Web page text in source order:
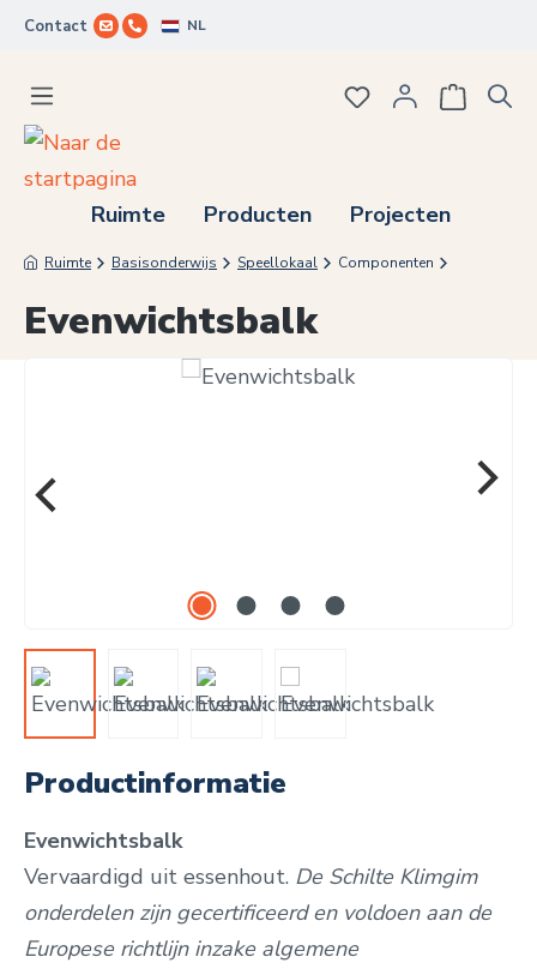
Ga naar de hoofdinhoud
Contact NL
Ruimte Producten Projecten
Je hebt 0 items
Ruimte Basisonderwijs Speellokaal Componenten
Evenwichtsbalk
Afbeeldingengalerij overslaan
Productinformatie
Evenwichtsbalk
Vervaardigd uit essenhout. De Schilte Klimgim
onderdelen zijn gecertificeerd en voldoen aan de
Europese richtlijn inzake algemene